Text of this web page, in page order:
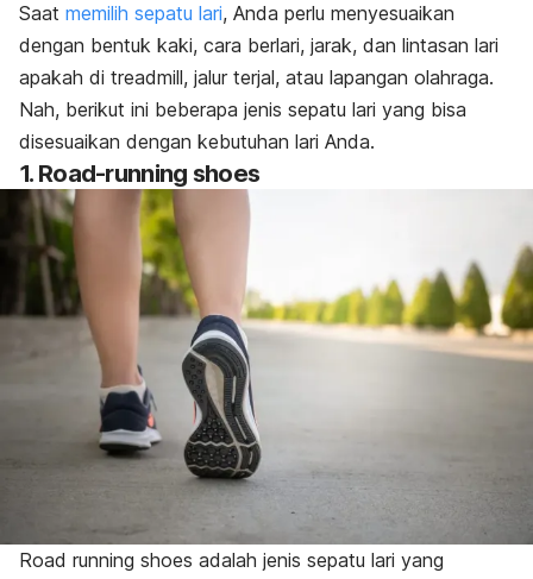
Saat memilih sepatu lari, Anda perlu menyesuaikan
dengan bentuk kaki, cara berlari, jarak, dan lintasan lari
apakah di treadmill, jalur terjal, atau lapangan olahraga.
Nah, berikut ini beberapa jenis sepatu lari yang bisa
disesuaikan dengan kebutuhan lari Anda.
1. Road-running shoes
Road running shoes adalah jenis sepatu lari yang